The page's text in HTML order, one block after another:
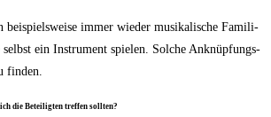
bei­spiels­wei­se immer wie­der musi­ka­li­sche Fami­li­
selbst ein Instru­ment spie­len. Sol­che Anknüp­fungs­
finden.
die Betei­lig­ten tref­fen sollten?